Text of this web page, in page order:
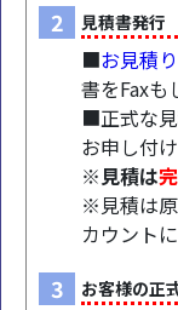
2 見積書発行
■お見積
書をFaxも
■正式な見
お申し付
※見積は
※見積は
カウント
3 お客様の正